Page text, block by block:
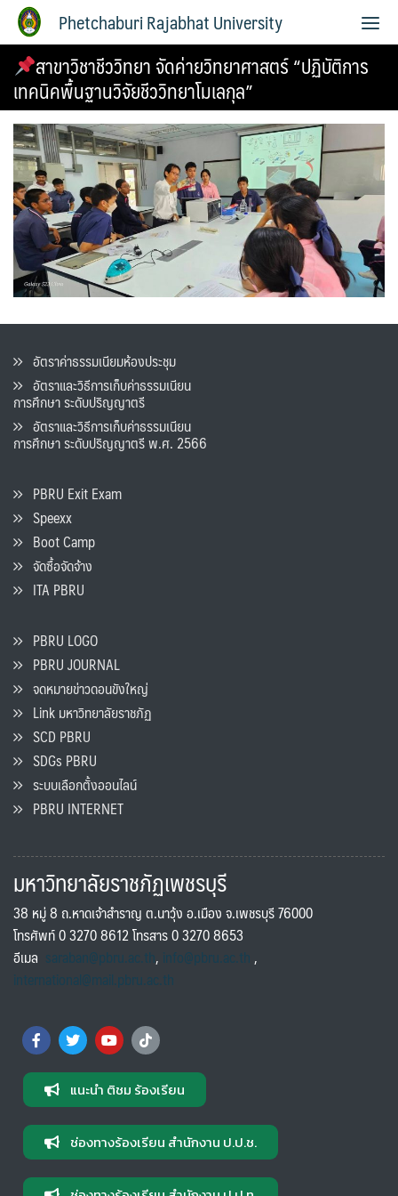
Phetchaburi Rajabhat University
สาขาวิชาชีววิทยา จัดค่ายวิทยาศาสตร์ “ปฏิบัติการ
เทคนิคพื้นฐานวิจัยชีววิทยาโมเลกุล”
อัตราค่าธรรมเนียมห้องประชุม
อัตราและวิธีการเก็บค่าธรรมเนียน
การศึกษา ระดับปริญญาตรี
อัตราและวิธีการเก็บค่าธรรมเนียน
การศึกษา ระดับปริญญาตรี พ.ศ. 2566
PBRU Exit Exam
Speexx
Boot Camp
จัดซื้อจัดจ้าง
ITA PBRU
PBRU LOGO
PBRU JOURNAL
จดหมายข่าวดอนขังใหญ่
Link มหาวิทยาลัยราชภัฏ
SCD PBRU
SDGs PBRU
ระบบเลือกตั้งออนไลน์
PBRU INTERNET
มหาวิทยาลัยราชภัฏเพชรบุรี
38 หมู่ 8 ถ.หาดเจ้าสำราญ ต.นาวุ้ง อ.เมือง จ.เพชรบุรี 76000
โทรศัพท์ 0 3270 8612 โทรสาร 0 3270 8653
อีเมล saraban@pbru.ac.th, info@pbru.ac.th,
international@mail.pbru.ac.th
แนะนำ ติชม ร้องเรียน
ช่องทางร้องเรียน สำนักงาน ป.ป.ช.